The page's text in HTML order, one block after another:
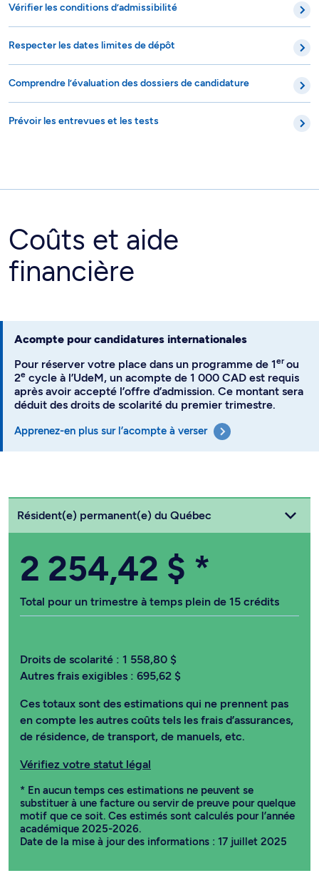
Vérifier les conditions d’admissibilité
Respecter les dates limites de dépôt
Comprendre l’évaluation des dossiers de candidature
Prévoir les entrevues et les tests
Coûts et aide
financière
Acompte pour candidatures internationales
Pour réserver votre place dans un programme de 1erou
2e cycle à l’UdeM, un acompte de 1 000 CAD est requis
après avoir accepté l’offre d’admission. Ce montant sera
déduit des droits de scolarité du premier trimestre.
Apprenez-en plus sur l’acompte à verser
Choisissez votre statut
Résident(e) permanent(e) du Québec
2 254,42 $ *
Total pour un trimestre à temps plein de 15 crédits
Droits de scolarité : 1 558,80 $
Autres frais exigibles : 695,62 $
Ces totaux sont des estimations qui ne prennent pas
en compte les autres coûts tels les frais d’assurances,
de résidence, de transport, de manuels, etc.
Vérifiez votre statut légal
* En aucun temps ces estimations ne peuvent se
substituer à une facture ou servir de preuve pour quelque
motif que ce soit. Ces estimés sont calculés pour l’année
académique 2025-2026.
Date de la mise à jour des informations : 17 juillet 2025